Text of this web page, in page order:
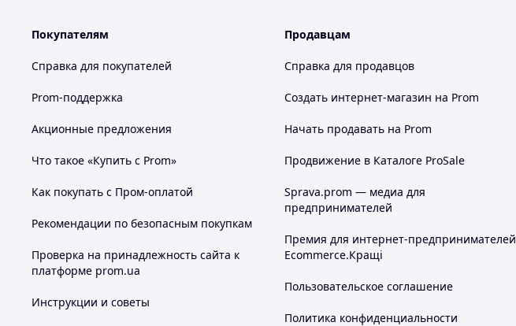
Покупателям
Справка для покупателей
Prom-поддержка
Акционные предложения
Что такое «Купить с Prom»
Как покупать с Пром-оплатой
Рекомендации по безопасным покупкам
Проверка на принадлежность сайта к
платформе prom.ua
Инструкции и советы
Продавцам
Справка для продавцов
Создать интернет-магазин на Prom
Начать продавать на Prom
Продвижение в Каталоге ProSale
Sprava.prom — медиа для
предпринимателей
Премия для интернет-предпринимателей
Ecommerce.Кращі
Пользовательское соглашение
Политика конфиденциальности